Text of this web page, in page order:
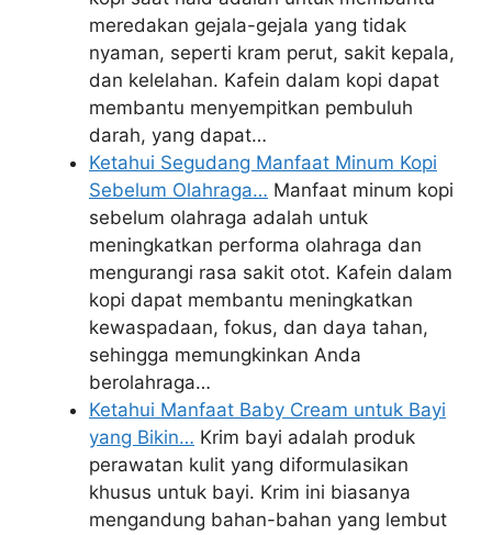
meredakan gejala-gejala yang tidak
nyaman, seperti kram perut, sakit kepala,
dan kelelahan. Kafein dalam kopi dapat
membantu menyempitkan pembuluh
darah, yang dapat…
Ketahui Segudang Manfaat Minum Kopi
Sebelum Olahraga… Manfaat minum kopi
sebelum olahraga adalah untuk
meningkatkan performa olahraga dan
mengurangi rasa sakit otot. Kafein dalam
kopi dapat membantu meningkatkan
kewaspadaan, fokus, dan daya tahan,
sehingga memungkinkan Anda
berolahraga…
Ketahui Manfaat Baby Cream untuk Bayi
yang Bikin… Krim bayi adalah produk
perawatan kulit yang diformulasikan
khusus untuk bayi. Krim ini biasanya
mengandung bahan-bahan yang lembut